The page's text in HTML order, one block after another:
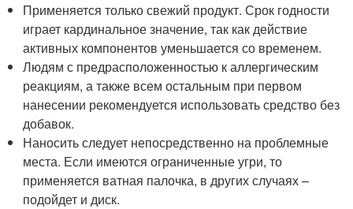
Применяется только свежий продукт. Срок годности
играет кардинальное значение, так как действие
активных компонентов уменьшается со временем.
Людям с предрасположенностью к аллергическим
реакциям, а также всем остальным при первом
нанесении рекомендуется использовать средство без
добавок.
Наносить следует непосредственно на проблемные
места. Если имеются ограниченные угри, то
применяется ватная палочка, в других случаях –
подойдет и диск.